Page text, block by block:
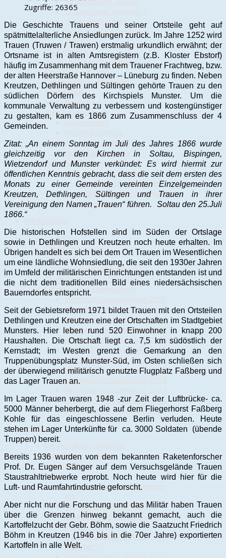
Trauen Haus Vorwerk 1
Der Heimleuchter
Neue Straßennamen in
Trauen!
Dorfwappen
Dörfergemeinschaftshaus
Kindertagesstätte
Ortsgestaltungskonzept
Dorfchronik
Kartoffelweg
Breitbandinternet
Info-Veranstaltung
Download Formulare
Solarpark Trauen
Energiegenossenschaft
Vortrag zur geplanten
Freiflächenphotovoltaik in
Trauen
Webshop
Vereinsgründung
Vorstand
Satzung / Beitragsordnung
Mitglied werden / Spenden
Mitgliederversammlungen
Mitgliederversammlung 2026
Mitgliederversammlung 2025
Mitgliederversammlung 2024
Mitgliederversammlung 2023
Mitgliederversammlung 2022
Mitgliederversammlung 2021
Mitgliederversammlung 2020
Mitgliederversammlung 2019
Mitgliederversammlung 2018
Mitgliederversammlung 2016
Mitgliederversammlung 2011
Events
Anmeldung zu einer
Veranstaltung
2026
1. Spatenstich – auf Trauener
Vortrag „Neue Nachbarn –
Industriearbeiter aufs Land“
Trauen-Tower
Vortrag „Aufbaujahre in
Munster“
Zugriffe: 26365
Die Geschichte Trauens und seiner Ortsteile geht auf
spätmittelalterliche Ansiedlungen zurück. Im Jahre 1252 wird
Trauen (Truwen / Trawen) erstmalig urkundlich erwähnt; der
Ortsname ist in alten Amtsregistern (z.B. Kloster Ebstorf)
häufig im Zusammenhang mit dem Trauener Frachtweg, bzw.
der alten Heerstraße Hannover – Lüneburg zu finden. Neben
Kreutzen, Dethlingen und Sültingen gehörte Trauen zu den
südlichen Dörfern des Kirchspiels Munster. Um die
kommunale Verwaltung zu verbessern und kostengünstiger
zu gestalten, kam es 1866 zum Zusammenschluss der 4
Gemeinden.
Zitat: „An einem Sonntag im Juli des Jahres 1866 wurde
gleichzeitig vor den Kirchen in Soltau, Bispingen,
Wietzendorf und Munster verkündet: Es wird hiermit zur
öffentlichen Kenntnis gebracht, dass die seit dem ersten des
Monats zu einer Gemeinde vereinten Einzelgemeinden
Kreutzen, Dethlingen, Sültingen und Trauen in ihrer
Vereinigung den Namen „Trauen“ führen. Soltau den 25.Juli
1866.“
Die historischen Hofstellen sind im Süden der Ortslage
sowie in Dethlingen und Kreutzen noch heute erhalten. Im
Übrigen handelt es sich bei dem Ort Trauen im Wesentlichen
um eine ländliche Wohnsiedlung, die seit den 1930er Jahren
im Umfeld der militärischen Einrichtungen entstanden ist und
die nicht dem traditionellen Bild eines niedersächsischen
Bauerndorfes entspricht.
Seit der Gebietsreform 1971 bildet Trauen mit den Ortsteilen
Dethlingen und Kreutzen eine der Ortschaften im Stadtgebiet
Munsters. Hier leben rund 520 Einwohner in knapp 200
Haushalten. Die Ortschaft liegt ca. 7,5 km südöstlich der
Kernstadt; im Westen grenzt die Gemarkung an den
Truppenübungsplatz Munster-Süd, im Osten schließen sich
der überwiegend militärisch genutzte Flugplatz Faßberg und
das Lager Trauen an.
Im Lager Trauen waren 1948 -zur Zeit der Luftbrücke- ca.
5000 Männer beherbergt, die auf dem Fliegerhorst Faßberg
Kohle für das eingeschlossene Berlin verluden. Heute
stehen im Lager Unterkünfte für ca. 3000 Soldaten (übende
Truppen) bereit.
Bereits 1936 wurden von dem bekannten Raketenforscher
Prof. Dr. Eugen Sänger auf dem Versuchsgelände Trauen
Staustrahltriebwerke erprobt. Noch heute wird hier für die
Luft- und Raumfahrtindustrie geforscht.
Aber nicht nur die Forschung und das Militär haben Trauen
über die Grenzen hinweg bekannt gemacht, auch die
Kartoffelzucht der Gebr. Böhm, sowie die Saatzucht Friedrich
Böhm in Kreutzen (1946 bis in die 70er Jahre) exportierten
Kartoffeln in alle Welt.